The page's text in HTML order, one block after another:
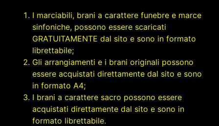
I marciabili, brani a carattere funebre e marce
sinfoniche, possono essere scaricati
GRATUITAMENTE dal sito e sono in formato
librettabile;
Gli arrangiamenti e i brani originali possono
essere acquistati direttamente dal sito e sono
in formato A4;
I brani a carattere sacro possono essere
acquistati direttamente dal sito e sono in
formato librettabile.